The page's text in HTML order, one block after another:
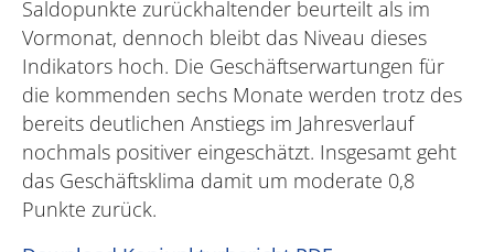
Saldopunkte zurückhaltender beurteilt als im
Vormonat, dennoch bleibt das Niveau dieses
Indikators hoch. Die Geschäftserwartungen für
die kommenden sechs Monate werden trotz des
bereits deutlichen Anstiegs im Jahresverlauf
nochmals positiver eingeschätzt. Insgesamt geht
das Geschäftsklima damit um moderate 0,8
Punkte zurück.